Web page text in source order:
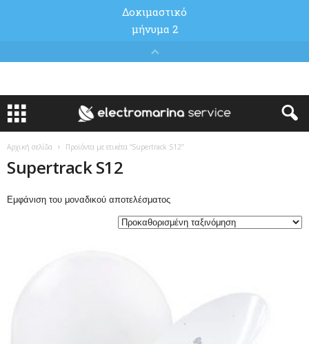
Αρχική σελίδα Προϊόντα με ετικέτα “Supertrack S12”
Supertrack S12
Εμφάνιση του μοναδικού αποτελέσματος